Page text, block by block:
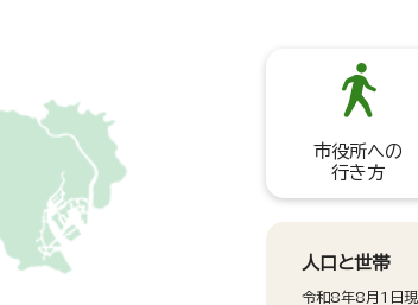
市役所への
行き方
人口と世帯
令和8年8月1日